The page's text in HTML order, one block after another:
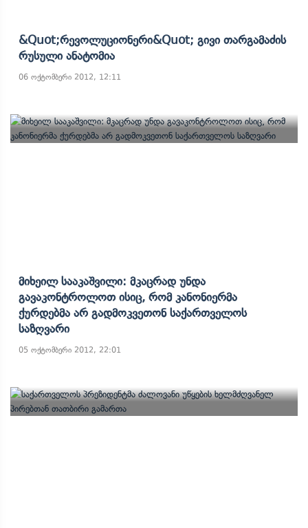
&quot;რევოლუციონერი&quot; Გივი Თარგამაძის
Რუსული Ანატომია
06 ოქტომბერი 2012, 12:11
Მიხეილ Სააკაშვილი: Მკაცრად Უნდა
Გავაკონტროლოთ Ისიც, Რომ Კანონიერმა
Ქურდებმა Არ Გადმოკვეთონ Საქართველოს
Საზღვარი
05 ოქტომბერი 2012, 22:01